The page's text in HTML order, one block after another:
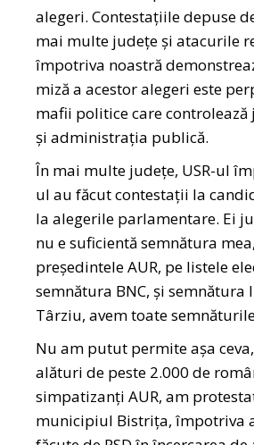
alegeri. Contestațiile depuse
mai multe județe și atacurile
împotriva noastră
miză a acestor alegeri este
mafii politice care
și administrația publică.
În mai multe județe, USR-ul
ul au făcut contestații la
la alegerile parlamentare. Ei
nu e suficientă semnătura
președintele AUR, pe listele
semnătura BNC, și semnătura
Târziu, avem toate
Nu am putut permite așa
alături de peste 2.000 de
simpatizanți AUR, am
municipiul Bistrița, împotriva